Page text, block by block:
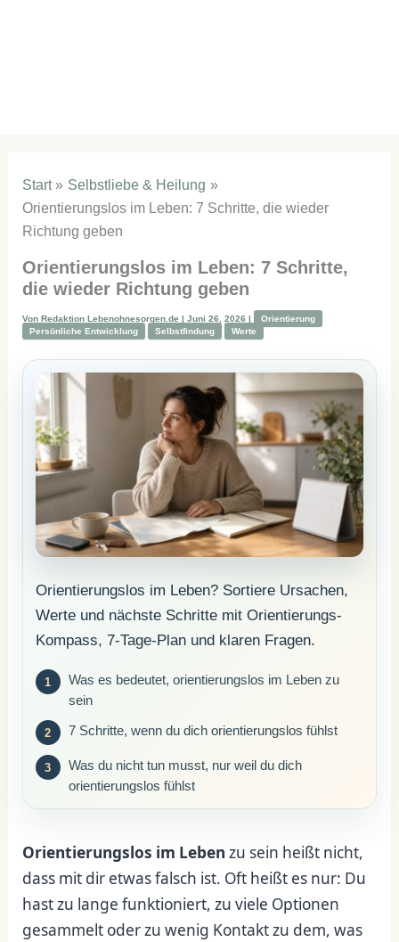
Start
Selbstliebe & Heilung
Orientierungslos im Leben: 7 Schritte, die wieder
Richtung geben
Orientierungslos im Leben: 7 Schritte,
die wieder Richtung geben
Von Redaktion Lebenohnesorgen.de | Juni 26, 2026 |
Orientierung
Persönliche Entwicklung
Selbstfindung Werte
Orientierungslos im Leben? Sortiere Ursachen,
Werte und nächste Schritte mit Orientierungs-
Kompass, 7-Tage-Plan und klaren Fragen.
Was es bedeutet, orientierungslos im Leben zu
sein
7 Schritte, wenn du dich orientierungslos fühlst
Was du nicht tun musst, nur weil du dich
orientierungslos fühlst
Orientierungslos im Leben zu sein heißt nicht,
dass mit dir etwas falsch ist. Oft heißt es nur: Du
hast zu lange funktioniert, zu viele Optionen
gesammelt oder zu wenig Kontakt zu dem, was